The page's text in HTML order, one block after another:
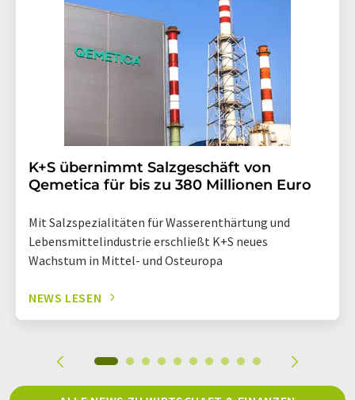
K+S übernimmt Salzgeschäft von
Qemetica für bis zu 380 Millionen Euro
Mit Salzspezialitäten für Wasserenthärtung und
Lebensmittelindustrie erschließt K+S neues
Wachstum in Mittel- und Osteuropa
NEWS LESEN